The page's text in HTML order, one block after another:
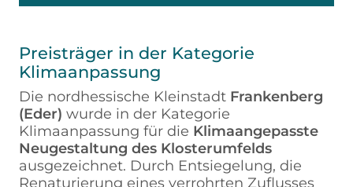
Preisträger in der Kategorie
Klimaanpassung
Die nordhessische Kleinstadt Frankenberg
(Eder) wurde in der Kategorie
Klimaanpassung für die Klimaangepasste
Neugestaltung des Klosterumfelds
ausgezeichnet. Durch Entsiegelung, die
Renaturierung eines verrohrten Zuflusses